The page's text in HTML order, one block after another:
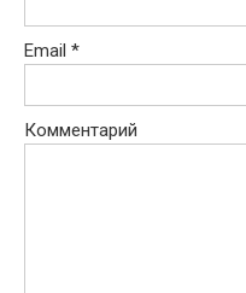
Email *
Комментарий